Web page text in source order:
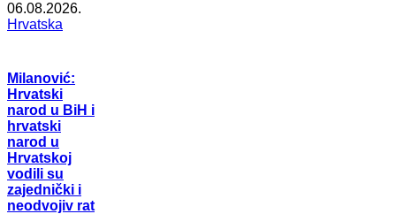
06.08.2026.
Hrvatska
Milanović:
Hrvatski
narod u BiH i
hrvatski
narod u
Hrvatskoj
vodili su
zajednički i
neodvojiv rat